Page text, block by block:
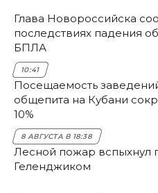
Глава Новороссийска
последствиях падения
БПЛА
10:41
Посещаемость
общепита на Кубани
10%
8 АВГУСТА В 18:38
Лесной пожар вспыхнул
Геленджиком